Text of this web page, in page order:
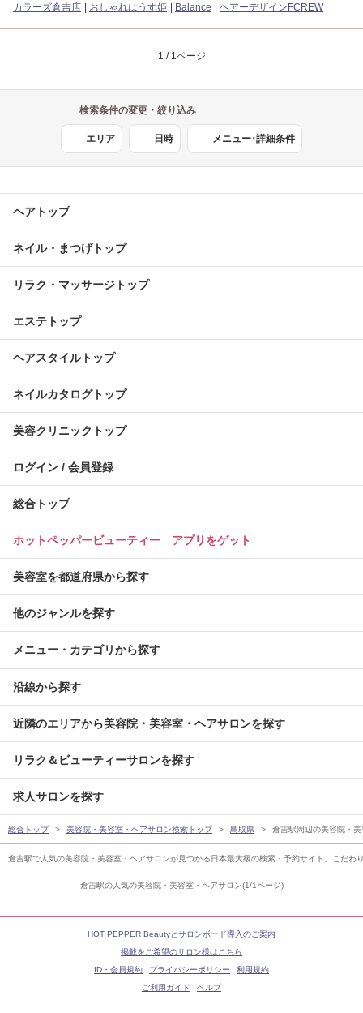
倉吉駅の人気の美容院・美容室・ヘアサロン(1/1ページ)
カラーズ倉吉店
おしゃれはうす姫 Balance ヘアーデザインFCREW
1 / 1ページ
検索条件の変更・絞り込み
エリア 日時 メニュー･詳細条件
ヘアトップ
ネイル・まつげトップ
リラク・マッサージトップ
エステトップ
ヘアスタイルトップ
ネイルカタログトップ
美容クリニックトップ
ログイン / 会員登録
総合トップ
ホットペッパービューティー アプリをゲット
美容室を都道府県から探す
他のジャンルを探す
メニュー・カテゴリから探す
沿線から探す
近隣のエリアから美容院・美容室・ヘアサロンを探す
リラク＆ビューティーサロンを探す
求人サロンを探す
総合トップ 美容院・美容室・ヘアサロン検索トップ 鳥取県 倉吉駅周辺の美容院・
倉吉駅で人気の美容院・美容室・ヘアサロンが見つかる日本最大級の検索・予約サイト。こだ
HOT PEPPER Beautyとサロンボード導入のご案内
掲載をご希望のサロン様はこちら
ID・会員規約
プライバシーポリシー
利用規約
ご利用ガイド
ヘルプ